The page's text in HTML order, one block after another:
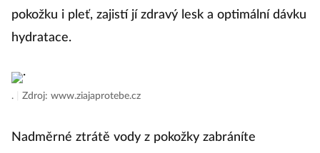
pokožku i pleť, zajistí jí zdravý lesk a optimální dávku
hydratace.
. Zdroj: www.ziajaprotebe.cz
Nadměrné ztrátě vody z pokožky zabráníte